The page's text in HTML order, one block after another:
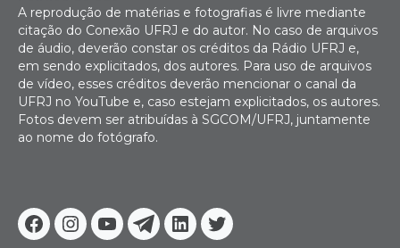
Facebook
Instagram
YoutubeTelegram
Linkedin
Twitter
A reprodução de matérias e fotografias é livre mediante
citação do Conexão UFRJ e do autor. No caso de arquivos
de áudio, deverão constar os créditos da Rádio UFRJ e,
em sendo explicitados, dos autores. Para uso de arquivos
de vídeo, esses créditos deverão mencionar o canal da
UFRJ no YouTube e, caso estejam explicitados, os autores.
Fotos devem ser atribuídas à SGCOM/UFRJ, juntamente
ao nome do fotógrafo.